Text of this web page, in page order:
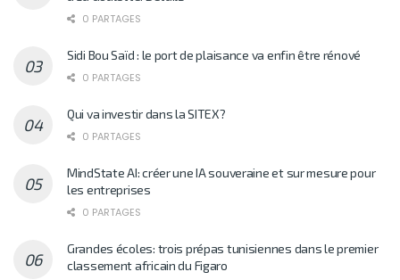
0 PARTAGES
Sidi Bou Saïd : le port de plaisance va enfin être rénové
0 PARTAGES
Qui va investir dans la SITEX?
0 PARTAGES
MindState AI: créer une IA souveraine et sur mesure pour
les entreprises
0 PARTAGES
Grandes écoles: trois prépas tunisiennes dans le premier
classement africain du Figaro